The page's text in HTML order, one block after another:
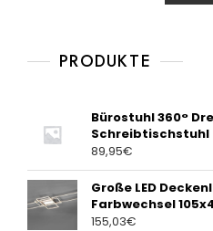
t
PRODUKTE
Bürostuhl 360°
Schreibtischstuhl
89,95€
Große LED
Farbwechsel
155,03€